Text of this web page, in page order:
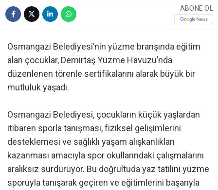
ABONE OL
Osmangazi Belediyesi’nin yüzme branşında eğitim
alan çocuklar, Demirtaş Yüzme Havuzu’nda
düzenlenen törenle sertifikalarını alarak büyük bir
mutluluk yaşadı.
Osmangazi Belediyesi, çocukların küçük yaşlardan
itibaren sporla tanışması, fiziksel gelişimlerini
desteklemesi ve sağlıklı yaşam alışkanlıkları
kazanması amacıyla spor okullarındaki çalışmalarını
aralıksız sürdürüyor. Bu doğrultuda yaz tatilini yüzme
sporuyla tanışarak geçiren ve eğitimlerini başarıyla